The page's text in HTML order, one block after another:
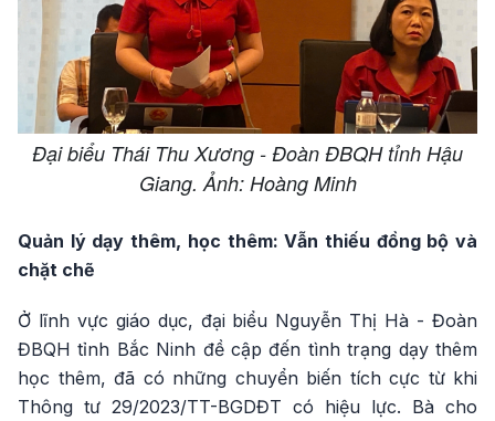
Đại biểu Thái Thu Xương - Đoàn ĐBQH tỉnh Hậu
Giang. Ảnh: Hoàng Minh
Quản lý dạy thêm, học thêm: Vẫn thiếu đồng bộ và
chặt chẽ
Ở lĩnh vực giáo dục, đại biểu Nguyễn Thị Hà - Đoàn
ĐBQH tỉnh Bắc Ninh đề cập đến tình trạng dạy thêm
học thêm, đã có những chuyển biến tích cực từ khi
Thông tư 29/2023/TT-BGDĐT có hiệu lực. Bà cho